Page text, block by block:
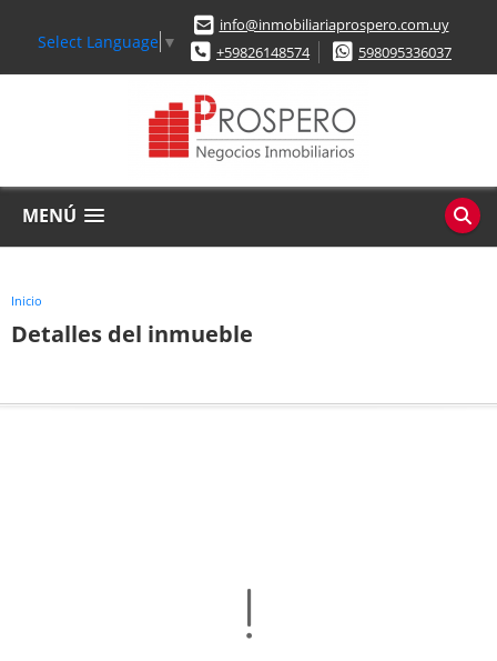
Select Language ▼
info@inmobiliariaprospero.com.uy
+59826148574
598095336037
MENÚ
Inicio
Detalles del inmueble